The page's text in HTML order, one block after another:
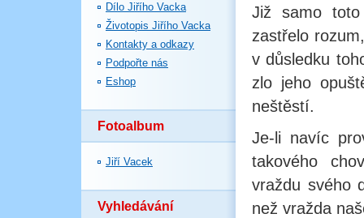
Dílo Jiřího Vacka
Životopis Jiřího Vacka
Kontakty a odkazy
Podpořte nás
Eshop
Fotoalbum
Jiří Vacek
Vyhledávání
Již samo
zastřelo
v důsledku
zlo jeho
neštěstí.
Je-li navíc
takového
vraždu svého
než vražda